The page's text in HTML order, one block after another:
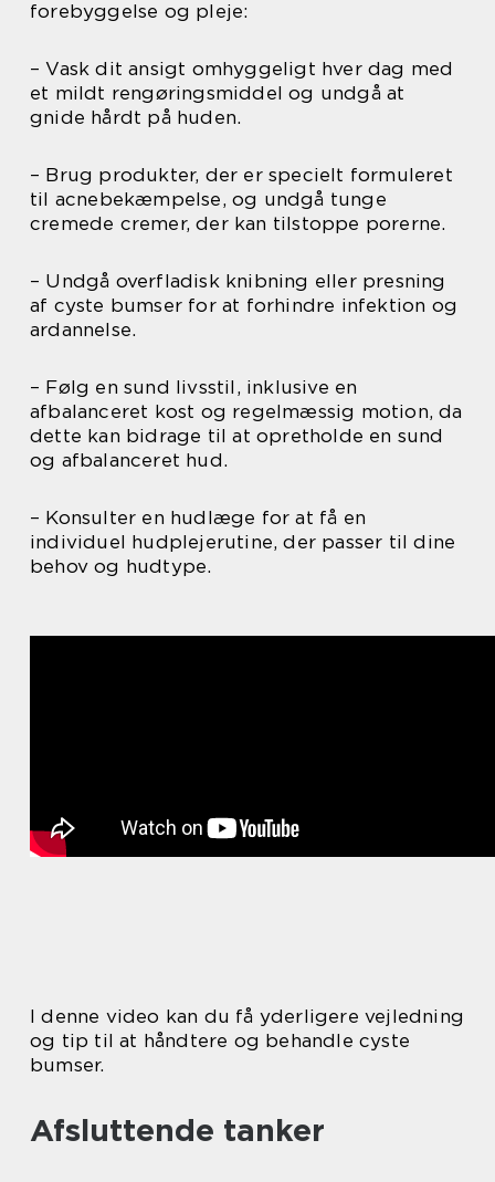
forebyggelse og pleje:
– Vask dit ansigt omhyggeligt hver dag med
et mildt rengøringsmiddel og undgå at
gnide hårdt på huden.
– Brug produkter, der er specielt formuleret
til acnebekæmpelse, og undgå tunge
cremede cremer, der kan tilstoppe porerne.
– Undgå overfladisk knibning eller presning
af cyste bumser for at forhindre infektion og
ardannelse.
– Følg en sund livsstil, inklusive en
afbalanceret kost og regelmæssig motion, da
dette kan bidrage til at opretholde en sund
og afbalanceret hud.
– Konsulter en hudlæge for at få en
individuel hudplejerutine, der passer til dine
behov og hudtype.
I denne video kan du få yderligere vejledning
og tip til at håndtere og behandle cyste
bumser.
Afsluttende tanker